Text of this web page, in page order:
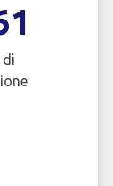
di